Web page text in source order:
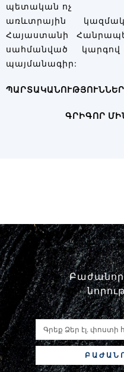
պետական ոչ
առևտրային
Հայաստանի
սահմանված
պայմանագիր:
ԳՐԻԳՈՐ